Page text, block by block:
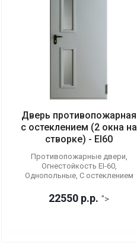
Дверь противопожарная
с остеклением (2 окна на
створке) - EI60
Противопожарные двери,
Огнестойкость EI-60,
Однопольные, С остеклением
22550 р.р. ">